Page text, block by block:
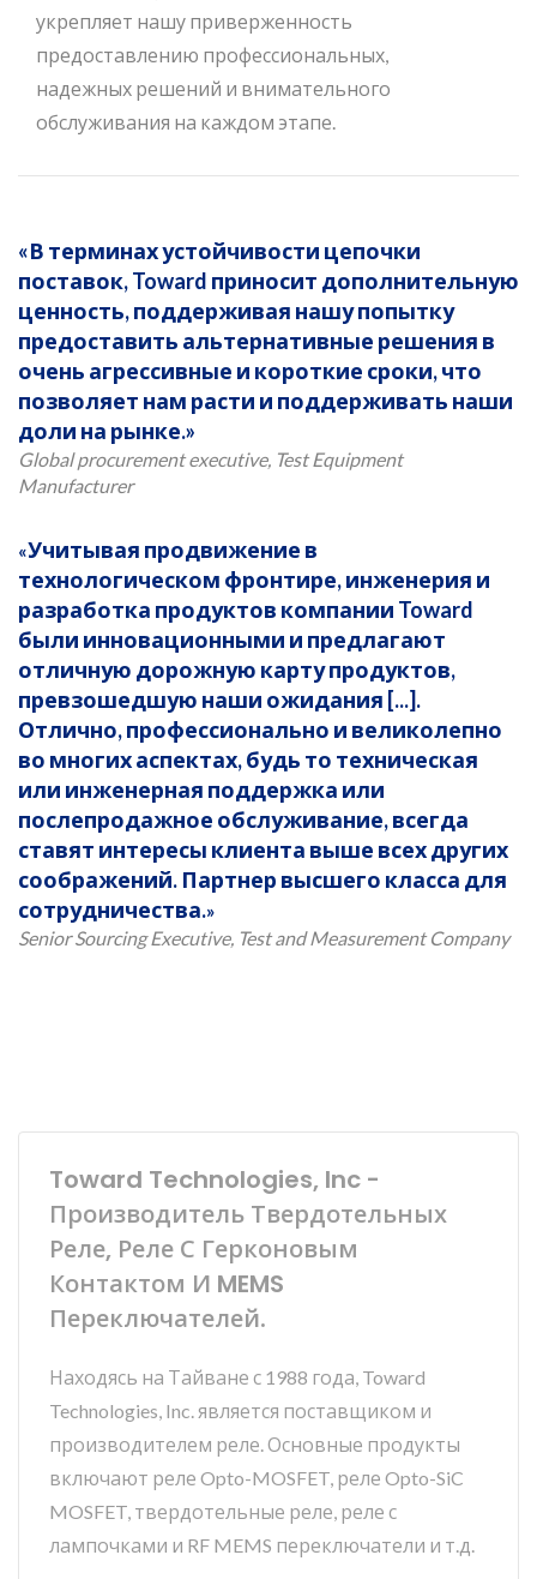
укрепляет нашу приверженность
предоставлению профессиональных,
надежных решений и внимательного
обслуживания на каждом этапе.
В терминах устойчивости цепочки
поставок, Toward приносит дополнительную
ценность, поддерживая нашу попытку
предоставить альтернативные решения в
очень агрессивные и короткие сроки, что
позволяет нам расти и поддерживать наши
доли на рынке.
Global procurement executive, Test Equipment
Manufacturer
Учитывая продвижение в
технологическом фронтире, инженерия и
разработка продуктов компании Toward
были инновационными и предлагают
отличную дорожную карту продуктов,
превзошедшую наши ожидания [...].
Отлично, профессионально и великолепно
во многих аспектах, будь то техническая
или инженерная поддержка или
послепродажное обслуживание, всегда
ставят интересы клиента выше всех других
соображений. Партнер высшего класса для
сотрудничества.
Senior Sourcing Executive, Test and Measurement Company
Toward Technologies, Inc -
Производитель Твердотельных
Реле, Реле С Герконовым
Контактом И MEMS
Переключателей.
Находясь на Тайване с 1988 года, Toward
Technologies, Inc. является поставщиком и
производителем реле. Основные продукты
включают реле Opto-MOSFET, реле Opto-SiC
MOSFET, твердотельные реле, реле с
лампочками и RF MEMS переключатели и т.д.